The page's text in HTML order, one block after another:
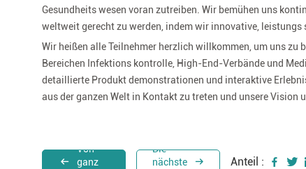
Gesundheits wesen voran zutreiben. Wir bemühen uns
weltweit gerecht zu werden, indem wir innovative, leistungs
Wir heißen alle Teilnehmer herzlich willkommen, um uns zu
Bereichen Infektions kontrolle, High-End-Verbände und
detaillierte Produkt demonstrationen und interaktive
aus der ganzen Welt in Kontakt zu treten und unsere Vision
Von
ganz
Die
nächste
Anteil :